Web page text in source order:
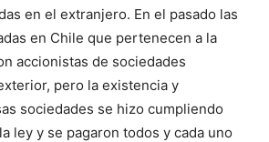
en el extranjero. En el pasado las
en Chile que pertenecen a la
accionistas de sociedades
pero la existencia y
sociedades se hizo cumpliendo
ley y se pagaron todos y cada uno